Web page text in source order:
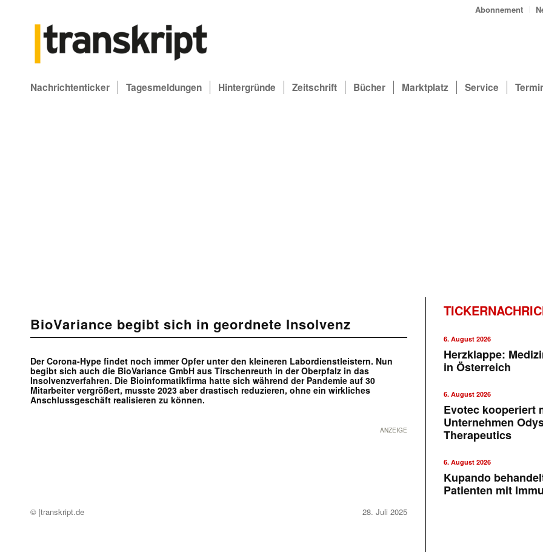
Abonnement
Nachrichtenticker Tagesmeldungen Hintergründe Zeitschrift Bücher Marktplatz Service
BioVariance begibt sich in geordnete Insolvenz
Der Corona-Hype findet noch immer Opfer unter den kleineren Labordienstleistern. Nun
begibt sich auch die BioVariance GmbH aus Tirschenreuth in der Oberpfalz in das
Insolvenzverfahren. Die Bioinformatikfirma hatte sich während der Pandemie auf 30
Mitarbeiter vergrößert, musste 2023 aber drastisch reduzieren, ohne ein wirkliches
Anschlussgeschäft realisieren zu können.
ANZEIGE
© |transkript.de 28. Juli 2025
6. August 2026
Herzklappe:
in Österreich
6. August 2026
Evotec kooperiert
Unternehmen
Therapeutics
6. August 2026
Kupando
Patienten mit